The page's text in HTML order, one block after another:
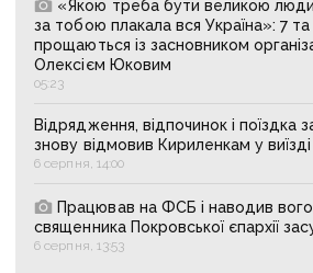
«Якою треба бути великою
за тобою плакала вся Україна»: 7
прощаються із засновником
Олексієм Юковим
05:23
Відрядження, відпочинок і поїздка
знову відмовив Кириленкам у
6 серпня, 14:00
Працював на ФСБ і наводив
священника Покровської єпархії
6 серпня, 13:53